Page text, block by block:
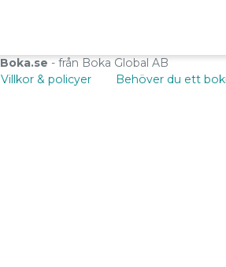
Boka.se - från Boka Global AB
Villkor & policyer Behöver du ett